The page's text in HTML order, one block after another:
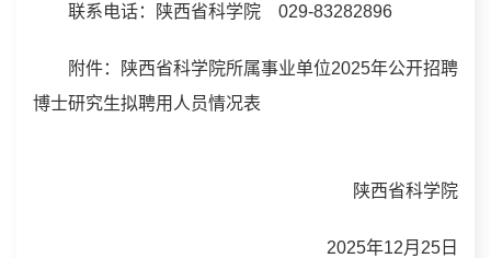
联系电话：陕西省科学院 029-83282896
附件：陕西省科学院所属事业单位2025年公开招聘
博士研究生拟聘用人员情况表
陕西省科学院
2025年12月25日